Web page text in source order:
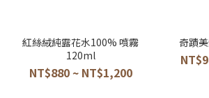
紅絲絨純露花水100% 噴霧
120ml
NT$880 ~ NT$1,200
奇蹟